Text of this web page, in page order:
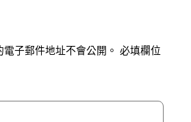
子郵件地址不會公開。 必填欄位